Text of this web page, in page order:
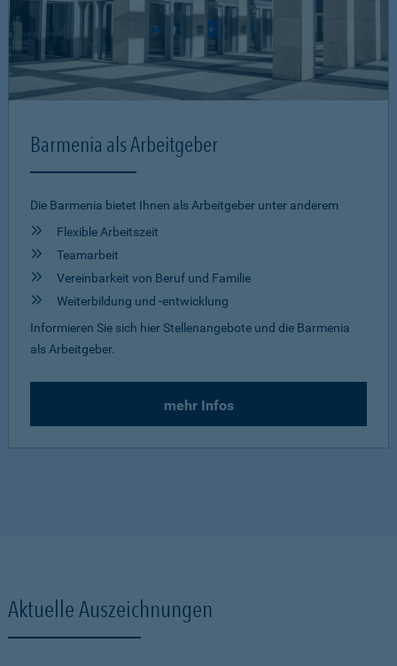
Barmenia als Arbeitgeber
Die Barmenia bietet Ihnen als Arbeitgeber unter anderem
Flexible Arbeitszeit
Teamarbeit
Vereinbarkeit von Beruf und Familie
Weiterbildung und -entwicklung
Informieren Sie sich hier Stellenangebote und die Barmenia
als Arbeitgeber.
mehr Infos
Aktuelle Auszeichnungen